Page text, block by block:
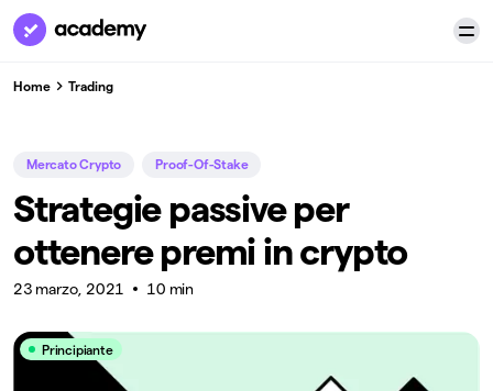
Home Trading
Mercato Crypto Proof-Of-Stake
Strategie passive per
ottenere premi in crypto
23 marzo, 2021 10 min
Principiante